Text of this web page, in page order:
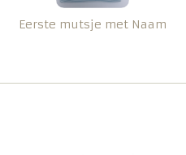
Eerste mutsje met Naam